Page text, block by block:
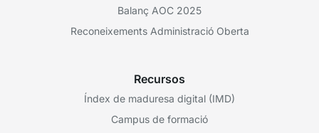
Balanç AOC 2025
Reconeixements Administració Oberta
Recursos
Índex de maduresa digital (IMD)
Campus de formació